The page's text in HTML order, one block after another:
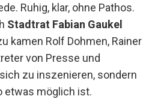
Ruhig, klar, ohne Pathos.
Stadtrat Fabian Gaukel
kamen Rolf Dohmen, Rainer
von Presse und
zu inszenieren, sondern
etwas möglich ist.